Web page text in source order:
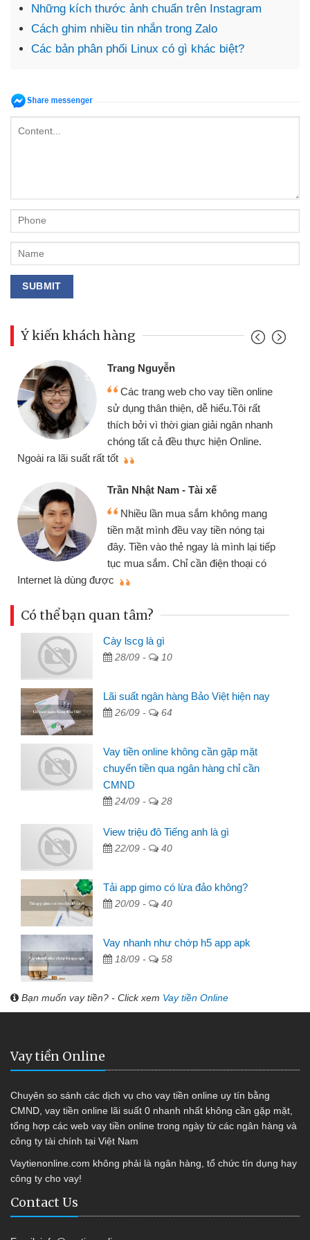
Những kích thước ảnh chuẩn trên Instagram
Cách ghim nhiều tin nhắn trong Zalo
Các bản phân phối Linux có gì khác biệt?
Ý kiến khách hàng
Đoàn Hữu Cảnh
Mình cần tiền gấp nên định cầm cố
chiếc xe wave nhưng thật may đã có
gói vay tiền bằng CMND online không
cần gặp mặt nên rất tiện lợi, sẽ giới
thiệu cho bạn bè biết
Cấn Văn Lực - Tạp hóa
Tôi kinh doanh buôn bán nhỏ lẻ
nhiều lúc cần vốn nhập hàng, nhờ biết
đến website qua bạn bè giới thiệu tôi
đã giải quyết được công việc của
Có thể bạn quan tâm?
Cày lscg là gì
28/09 - 10
Lãi suất ngân hàng Bảo Việt hiện nay
26/09 - 64
Vay tiền online không cần gặp mặt
chuyển tiền qua ngân hàng chỉ cần
CMND
24/09 - 28
View triệu đô Tiếng anh là gì
22/09 - 40
Tải app gimo có lừa đảo không?
20/09 - 40
Vay nhanh như chớp h5 app apk
18/09 - 58
Bạn muốn vay tiền? - Click xem Vay tiền Online
Vay tiền Online
Chuyên so sánh các dịch vụ cho vay tiền online uy tín bằng
CMND, vay tiền online lãi suất 0 nhanh nhất không cần gặp mặt,
tổng hợp các web vay tiền online trong ngày từ các ngân hàng và
công ty tài chính tại Việt Nam
Vaytienonline.com không phải là ngân hàng, tổ chức tín dụng hay
công ty cho vay!
Contact Us